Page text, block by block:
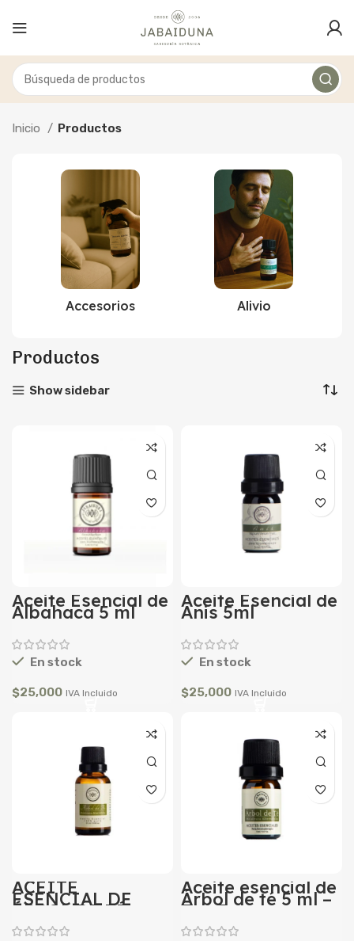
Inicio Productos
Accesorios Alivio
Productos
Show sidebar
Aceite Esencial de
Albahaca 5 ml
En stock
$25,000 IVA Incluido
Aceite Esencial de
Anis 5ml
En stock
$25,000 IVA Incluido
ACEITE
ESENCIAL DE
ÁRBOL DE TÉ
25ML
Aceite esencial de
Árbol de té 5 ml –
Tea Tree